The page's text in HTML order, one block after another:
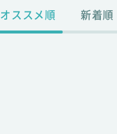
オススメ順 新着順